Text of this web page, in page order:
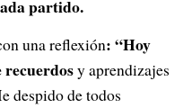
partido.
una reflexión: “Hoy
recuerdosy aprendizajes
despido de todos